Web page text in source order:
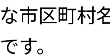
市区町村
す。